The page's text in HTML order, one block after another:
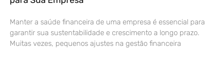
Manter a saúde financeira de uma empresa é essencial para
garantir sua sustentabilidade e crescimento a longo prazo.
Muitas vezes, pequenos ajustes na gestão financeira